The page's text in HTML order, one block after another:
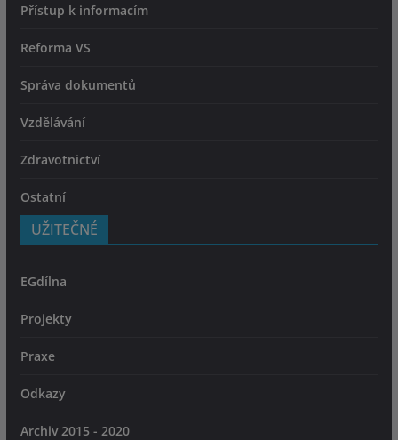
Přístup k informacím
Reforma VS
Správa dokumentů
Vzdělávání
Zdravotnictví
Ostatní
UŽITEČNÉ
EGdílna
Projekty
Praxe
Odkazy
Archiv 2015 - 2020